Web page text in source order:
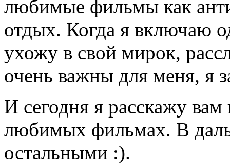
любимые фильмы как
отдых. Когда я включаю
ухожу в свой мирок,
очень важны для меня, я
И сегодня я расскажу
любимых фильмах. В
остальными :).